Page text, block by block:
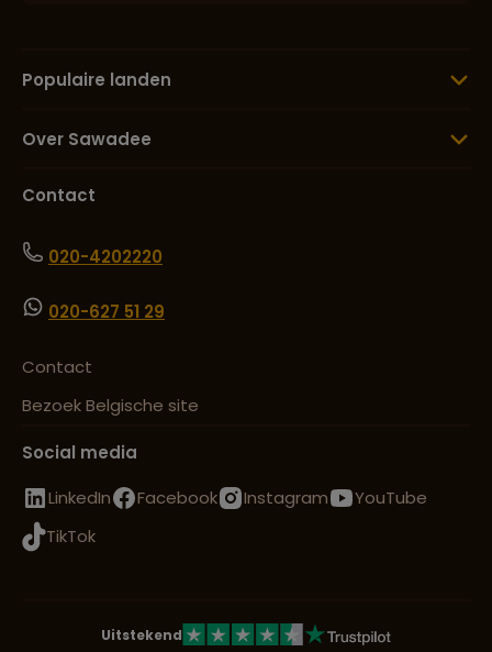
Populaire landen
Over Sawadee
Contact
020-4202220
020-627 51 29
Contact
Bezoek Belgische site
Social media
LinkedIn
Facebook Instagram
YouTube
TikTok
Uitstekend